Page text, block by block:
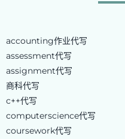
accounting作业代写
assessment代写
assignment代写
商科代写
c++代写
computerscience代写
coursework代写